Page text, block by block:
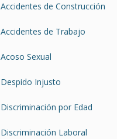
Accidentes de Construcción
Accidentes de Trabajo
Acoso Sexual
Despido Injusto
Discriminación por Edad
Discriminación Laboral